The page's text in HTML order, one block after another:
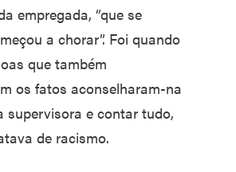
empregada, “que se
a chorar”. Foi quando
que também
os fatos aconselharam-na
supervisora e contar tudo,
de racismo.